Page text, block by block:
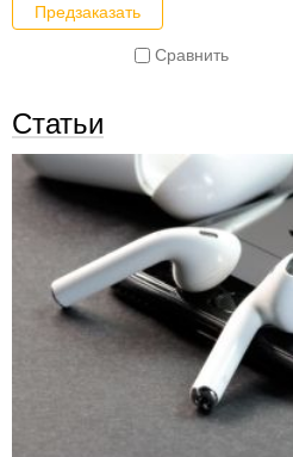
Предзаказать
Сравнить
Статьи